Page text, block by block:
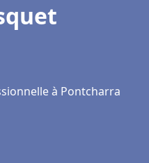
à Pontcharra